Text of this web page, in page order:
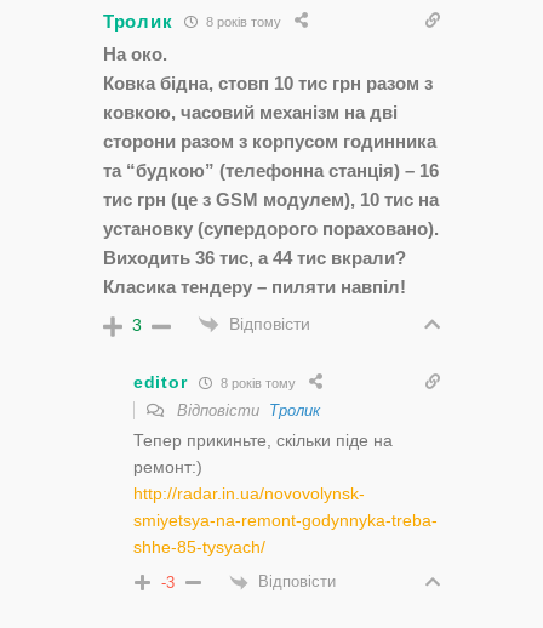
Тролик 8 років тому
На око.
Ковка бідна, стовп 10 тис грн разом з
ковкою, часовий механізм на дві
сторони разом з корпусом годинника
та “будкою” (телефонна станція) – 16
тис грн (це з GSM модулем), 10 тис на
установку (супердорого пораховано).
Виходить 36 тис, а 44 тис вкрали?
Класика тендеру – пиляти навпіл!
3 Відповісти
editor 8 років тому
Відповісти Тролик
Тепер прикиньте, скільки піде на
ремонт:)
http://radar.in.ua/novovolynsk-
smiyetsya-na-remont-godynnyka-treba-
shhe-85-tysyach/
-3 Відповісти